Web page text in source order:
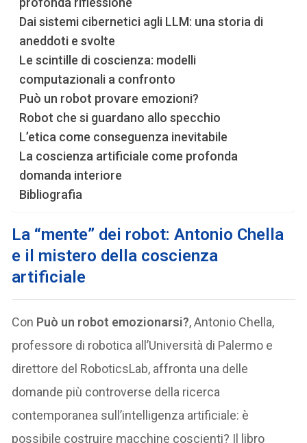
Dai sistemi cibernetici agli LLM: una storia di
aneddoti e svolte
Le scintille di coscienza: modelli
computazionali a confronto
Può un robot provare emozioni?
Robot che si guardano allo specchio
L’etica come conseguenza inevitabile
La coscienza artificiale come profonda
domanda interiore
Bibliografia
La “mente” dei robot: Antonio Chella
e il mistero della coscienza
artificiale
Con Può un robot emozionarsi?, Antonio Chella,
professore di robotica all’Università di Palermo e
direttore del RoboticsLab, affronta una delle
domande più controverse della ricerca
contemporanea sull’intelligenza artificiale: è
possibile costruire macchine coscienti? Il libro